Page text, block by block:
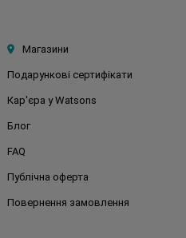
Магазини
Подарункові сертифікати
Кар'єра у Watsons
Блог
FAQ
Публічна оферта
Повернення замовлення